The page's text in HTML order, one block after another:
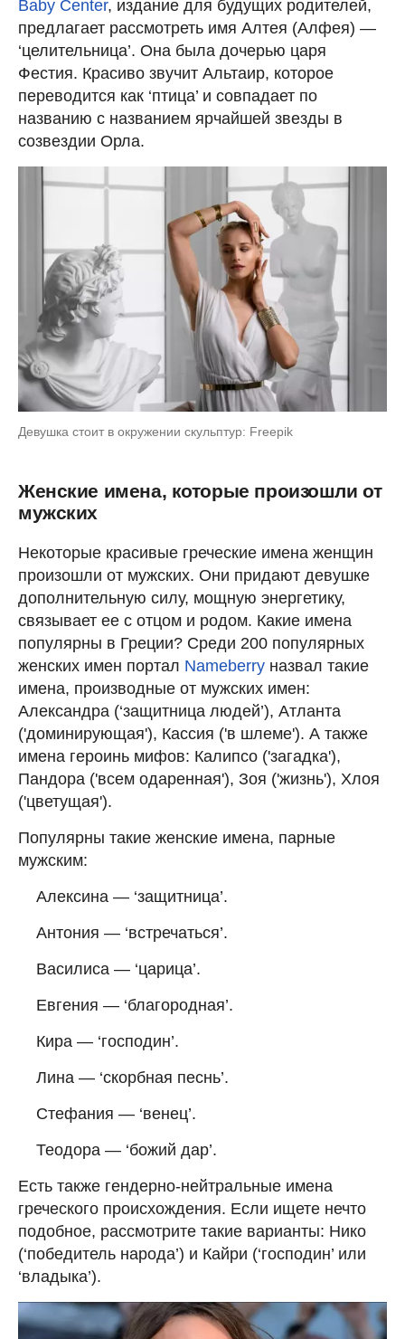
Baby Center, издание для будущих родителей,
предлагает рассмотреть имя Алтея (Алфея) —
‘целительница’. Она была дочерью царя
Фестия. Красиво звучит Альтаир, которое
переводится как ‘птица’ и совпадает по
названию с названием ярчайшей звезды в
созвездии Орла.
Девушка стоит в окружении скульптур: Freepik
Женские имена, которые произошли от
мужских
Некоторые красивые греческие имена женщин
произошли от мужских. Они придают девушке
дополнительную силу, мощную энергетику,
связывает ее с отцом и родом. Какие имена
популярны в Греции? Среди 200 популярных
женских имен портал Nameberry назвал такие
имена, производные от мужских имен:
Александра (‘защитница людей’), Атланта
('доминирующая'), Кассия ('в шлеме'). А также
имена героинь мифов: Калипсо ('загадка'),
Пандора ('всем одаренная'), Зоя ('жизнь'), Хлоя
('цветущая').
Популярны такие женские имена, парные
мужским:
Алексина — ‘защитница’.
Антония — ‘встречаться’.
Василиса — ‘царица’.
Евгения — ‘благородная’.
Кира — ‘господин’.
Лина — ‘скорбная песнь’.
Стефания — ‘венец’.
Теодора — ‘божий дар’.
Есть также гендерно-нейтральные имена
греческого происхождения. Если ищете нечто
подобное, рассмотрите такие варианты: Нико
(‘победитель народа’) и Кайри (‘господин’ или
‘владыка’).